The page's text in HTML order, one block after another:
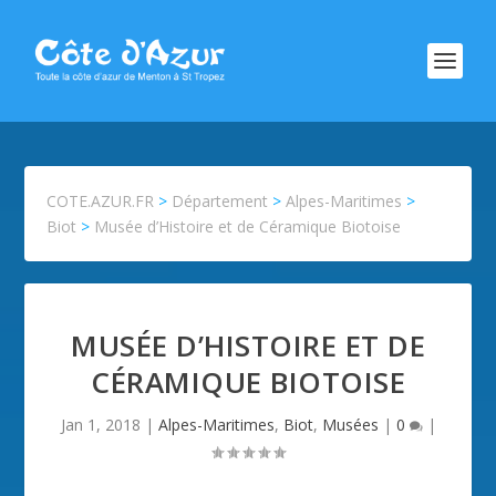
COTE.AZUR.FR > Département >Alpes-Maritimes >
Biot > Musée d’Histoire et de Céramique Biotoise
MUSÉE D’HISTOIRE ET DE
CÉRAMIQUE BIOTOISE
Jan 1, 2018 | Alpes-Maritimes, Biot, Musées | 0 |